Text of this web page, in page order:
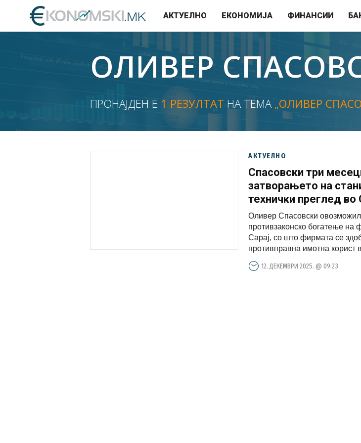
АКТУЕЛНО ЕКОНОМИЈА ФИНАНСИИ
ОЛИВЕР
ПРОНАЈДЕН Е 1 РЕЗУЛТАТ НА ТЕМА „ОЛИВЕР
АКТУЕЛНО
Спасовски три
затворањето на
технички преглед во
овозможил
од 90 000 евра, ЈО да
Оливер Спасовски овозможил
противзаконско богатење на
Сарај, со што фирмата се
противправна имотна корист
12. ДЕКЕМВРИ 2025. @ 09:23